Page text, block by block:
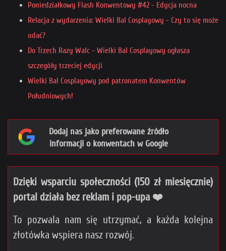
Poniedziałkowy Flash Konwentowy #42 - Edycja nocna
Relacja z wydarzenia: Wielki Bal Cosplayowy - Czy to się może
udać?
Do Trzech Razy Walc - Wielki Bal Cosplayowy ogłasza
szczegóły trzeciej edycji
Wielki Bal Cosplayowy pod patronatem Konwentów
Południowych!
Dodaj nas jako preferowane źródło
informacji o konwentach w Google
Dzięki wsparciu społeczności (150 zł miesięcznie)
portal działa bez reklam i pop-upa ❤️
To pozwala nam się utrzymać, a każda kolejna
złotówka wspiera nasz rozwój.